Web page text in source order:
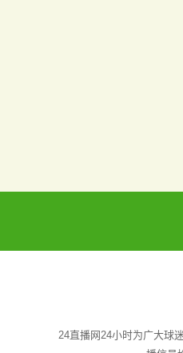
24直播网24小时为广大球